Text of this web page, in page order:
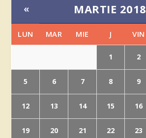
« MARTIE 2018
LUN MAR MIE J VIN
1 2
5 6 7 8 9
12 13 14 15 16
19 20 21 22 23